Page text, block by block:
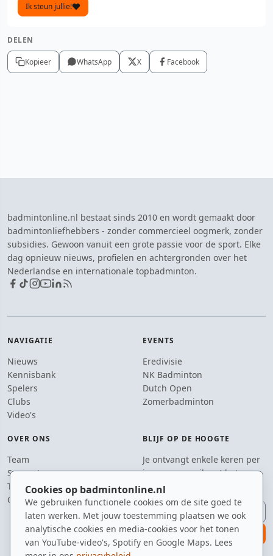
Cookies op badmintonline.nl
We gebruiken functionele cookies om de site goed te
laten werken. Met jouw toestemming plaatsen we ook
analytische cookies en media-cookies voor het tonen
van YouTube-video's, Spotify en Google Maps. Lees
Ik steun jullie!
DELEN
Kopieer WhatsApp X Facebook
badmintonline.nl bestaat sinds 2010 en wordt gemaakt door
badmintonliefhebbers - zonder commercieel oogmerk, zonder
subsidies. Gewoon vanuit een grote passie voor de sport. Elke
dag opnieuw nieuws, profielen en achtergronden over het
Nederlandse en internationale topbadminton.
NAVIGATIE
Nieuws
Kennisbank
Spelers
Clubs
Video's
EVENTS
Eredivisie
NK Badminton
Dutch Open
Zomerbadminton
OVER ONS
Team
Supporters
Tip de redactie
Contact
BLIJF OP DE HOOGTE
Je ontvangt enkele keren per
jaar een e-mail met het
laatste badmintonnieuws.
E-mailadres
aanmelden